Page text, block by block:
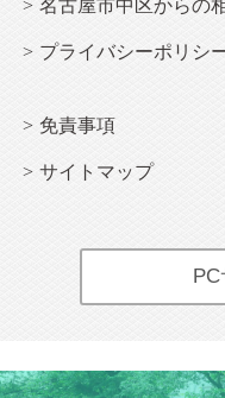
名古屋市中区からの
プライバシーポリシ
免責事項
サイトマップ